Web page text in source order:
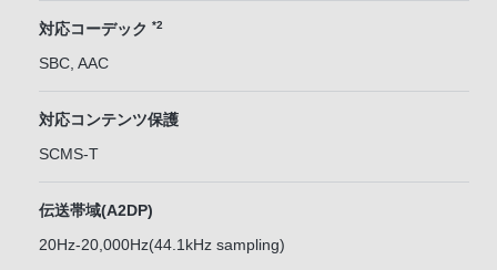
対応コーデック *2
SBC, AAC
対応コンテンツ保護
SCMS-T
伝送帯域(A2DP)
20Hz-20,000Hz(44.1kHz sampling)